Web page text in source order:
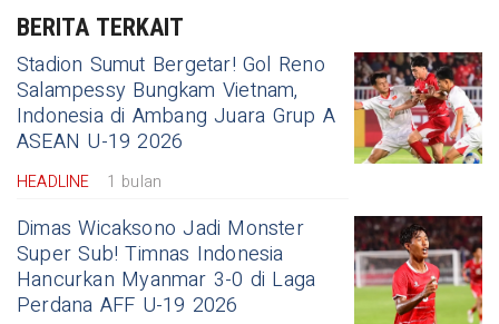
BERITA TERKAIT
Stadion Sumut Bergetar! Gol Reno
Salampessy Bungkam Vietnam,
Indonesia di Ambang Juara Grup A
ASEAN U-19 2026
HEADLINE 1 bulan
Dimas Wicaksono Jadi Monster
Super Sub! Timnas Indonesia
Hancurkan Myanmar 3-0 di Laga
Perdana AFF U-19 2026